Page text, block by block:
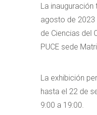
La inauguración
agosto de 2023
de Ciencias del
PUCE sede
La exhibición
hasta el 22 de
9:00 a 19:00.